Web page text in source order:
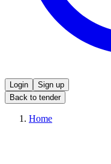
Login
Sign up
Back to tender
Home